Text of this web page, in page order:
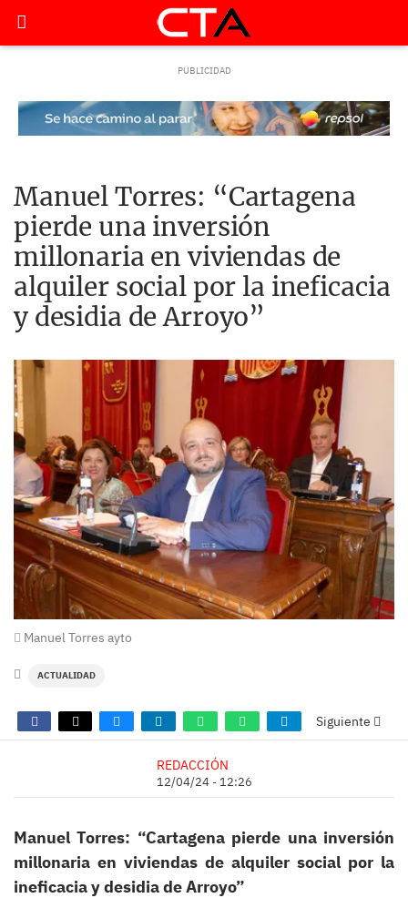
Manuel Torres: “Cartagena
pierde una inversión
millonaria en viviendas de
alquiler social por la ineficacia
y desidia de Arroyo”
Manuel Torres ayto
ACTUALIDAD
Siguiente
REDACCIÓN
12/04/24 - 12:26
Manuel Torres: “Cartagena pierde una inversión
millonaria en viviendas de alquiler social por la
ineficacia y desidia de Arroyo”